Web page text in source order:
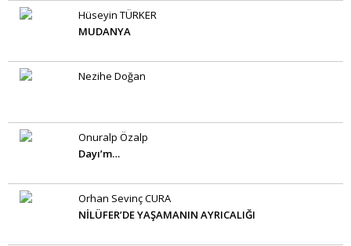
Hüseyin TÜRKER
MUDANYA
Nezihe Doğan
Onuralp Özalp
Dayı’m…
Orhan Sevinç CURA
NİLÜFER’DE YAŞAMANIN AYRICALIĞI